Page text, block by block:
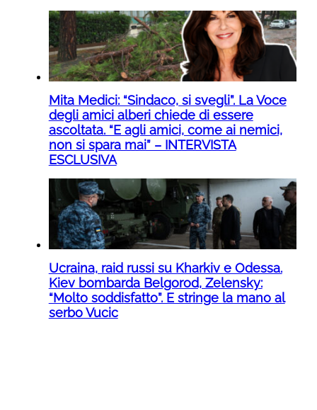
Mita Medici: “Sindaco, si svegli”. La Voce
degli amici alberi chiede di essere
ascoltata. “E agli amici, come ai nemici,
non si spara mai” – INTERVISTA
ESCLUSIVA
Ucraina, raid russi su Kharkiv e Odessa.
Kiev bombarda Belgorod, Zelensky:
“Molto soddisfatto”. E stringe la mano al
serbo Vucic